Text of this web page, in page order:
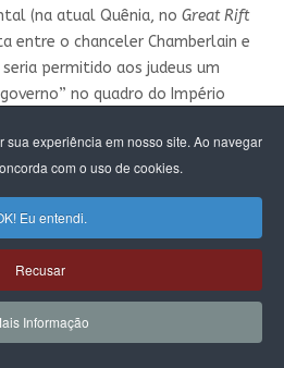
sua experiência em nosso site. Ao navegar
com o uso de cookies.
Eu entendi.
Recusar
Informação
(na atual Quênia, no Great Rift
entre o chanceler Chamberlain e
permitido aos judeus um
no quadro do Império
de imigrantes judeus. A oferta
Herzl.
ao Império Otomano, que
de ceder esse território,
“civilista” de 1908, o
inação, perdendo adeptos na
Guerra Mundial. Como já dito,
pelos nacionalistas judeus